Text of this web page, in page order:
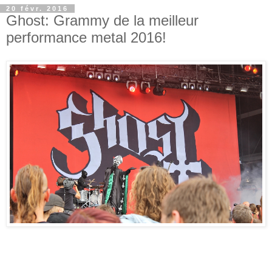
20 févr. 2016
Ghost: Grammy de la meilleur
performance metal 2016!